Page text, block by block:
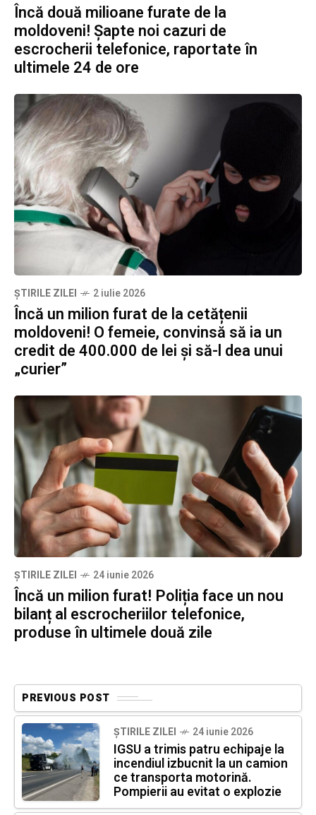
Încă două milioane furate de la
moldoveni! Șapte noi cazuri de
escrocherii telefonice, raportate în
ultimele 24 de ore
ȘTIRILE ZILEI 2 iulie 2026
Încă un milion furat de la cetățenii
moldoveni! O femeie, convinsă să ia un
credit de 400.000 de lei și să-l dea unui
„curier”
ȘTIRILE ZILEI 24 iunie 2026
Încă un milion furat! Poliția face un nou
bilanț al escrocheriilor telefonice,
produse în ultimele două zile
PREVIOUS POST
ȘTIRILE ZILEI 24 iunie 2026
IGSU a trimis patru echipaje la
incendiul izbucnit la un camion
ce transporta motorină.
Pompierii au evitat o explozie